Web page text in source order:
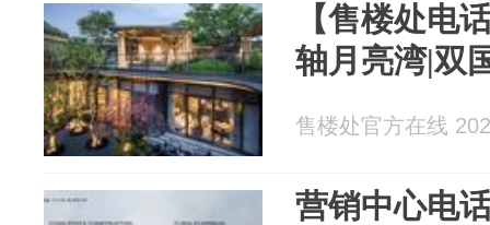
【售楼处电
轴月亮湾|双
售楼处官方在线
营销中心电